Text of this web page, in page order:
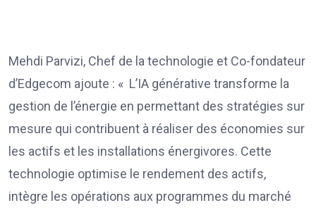
Mehdi Parvizi, Chef de la technologie et Co-fondateur
d’Edgecom ajoute : « L’IA générative transforme la
gestion de l’énergie en permettant des stratégies sur
mesure qui contribuent à réaliser des économies sur
les actifs et les installations énergivores. Cette
technologie optimise le rendement des actifs,
intègre les opérations aux programmes du marché